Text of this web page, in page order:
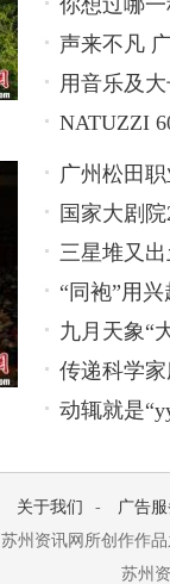
你想过哪
声来不凡
用音乐及
NATUZZI
广州松田
养新模式
国家大剧
三星堆又
“同袍”用
九月天象“
传递科学
动辄就是
关于我们 -
广告
苏州资讯网所创作作
苏州